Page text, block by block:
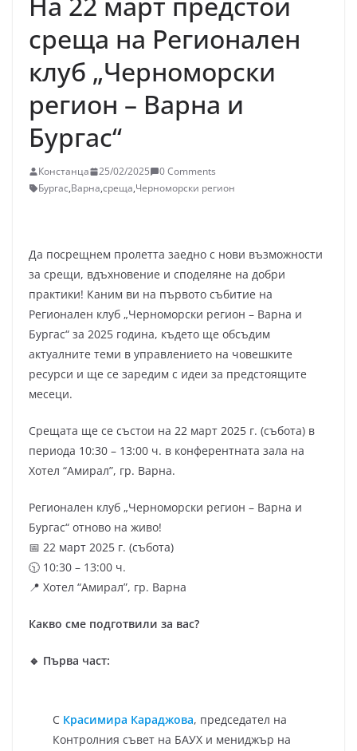
среща на Регионален
клуб „Черноморски
регион – Варна и
Бургас“
Констанца 25/02/2025
0 Comments
Бургас,Варна,среща,Черноморски регион
Да посрещнем пролетта заедно с нови възможности
за срещи, вдъхновение и споделяне на добри
практики! Каним ви на първото събитие на
Регионален клуб „Черноморски регион – Варна и
Бургас“ за 2025 година, където ще обсъдим
актуалните теми в управлението на човешките
ресурси и ще се заредим с идеи за предстоящите
месеци.
Срещата ще се състои на 22 март 2025 г. (събота) в
периода 10:30 – 13:00 ч. в конферентната зала на
Хотел “Амирал”, гр. Варна.
Регионален клуб „Черноморски регион – Варна и
Бургас“ отново на живо!
📅 22 март 2025 г. (събота)
🕥 10:30 – 13:00 ч.
📍 Хотел “Амирал”, гр. Варна
Какво сме подготвили за вас?
🔹 Първа част:
С Красимира Караджова, председател на
Контролния съвет на БАУХ и мениджър на